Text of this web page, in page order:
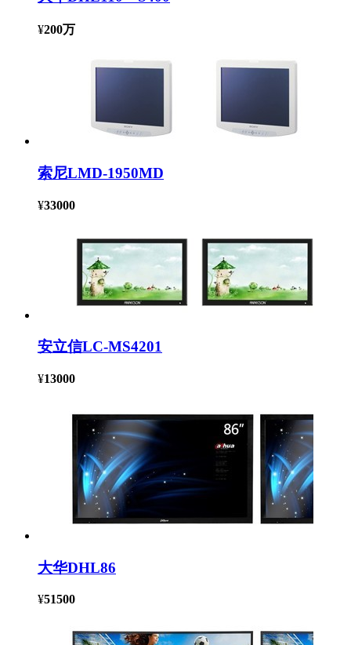
¥200万
索尼LMD-1950MD
¥33000
安立信LC-MS4201
¥13000
大华DHL86
¥51500